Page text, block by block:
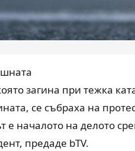
загина при тежка
се събраха на
е началото на делото
предаде bTV.